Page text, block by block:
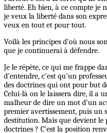
liberté. Eh bien, à ce compte je
je veux la liberté dans son
veux en tout et pour tout.
Voilà les principes d'où nous
que je continuerai à défendre.
Je le répète, ce qui me frappe
d'entendre, c'est qu'un
des doctrines qui ont pour but
Celui-là on le laissera dire, il a
malheur de dire un mot d'un
premier avertissement, puis un
destitution. Mais que devient le
doctrines ? C'est la position